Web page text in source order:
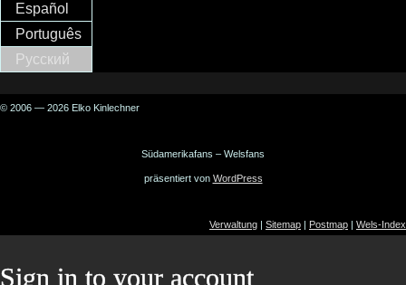
Español
Português
Русский
© 2006 — 2026 Elko Kinlechner
Südamerikafans – Welsfans
präsentiert von WordPress
Verwaltung | Sitemap | Postmap | Wels-Index
Sign in to your account